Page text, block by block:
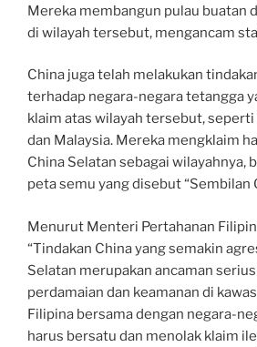
Mereka membangun pulau buatan
di wilayah tersebut, mengancam
China juga telah melakukan
terhadap negara-negara tetangga
klaim atas wilayah tersebut,
dan Malaysia. Mereka mengklaim
China Selatan sebagai wilayahnya,
peta semu yang disebut “Sembilan
Menurut Menteri Pertahanan
“Tindakan China yang semakin
Selatan merupakan ancaman
perdamaian dan keamanan di
Filipina bersama dengan negara-
harus bersatu dan menolak klaim